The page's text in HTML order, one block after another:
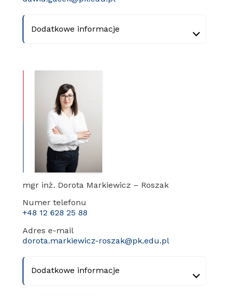
Dodatkowe informacje
mgr inż. Dorota Markiewicz – Roszak
Numer telefonu
+48 12 628 25 88
Adres e-mail
dorota.markiewicz-roszak@pk.edu.pl
Dodatkowe informacje